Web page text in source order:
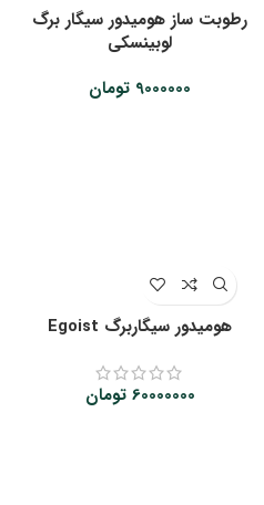
رطوبت ساز هومیدور سیگار برگ
لوبینسکی
9000000 تومان
هومیدور سیگاربرگ Egoist
60000000 تومان